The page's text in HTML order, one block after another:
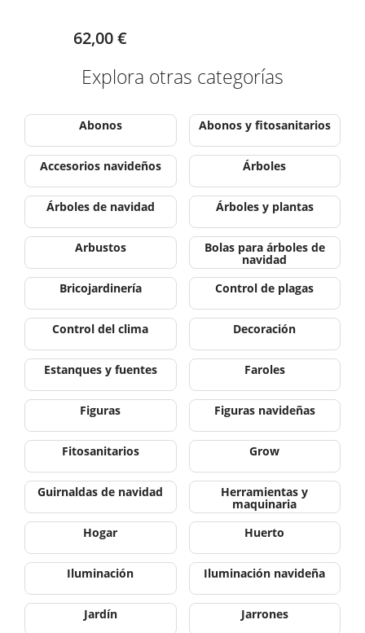
62,00 €
Explora otras categorías
Abonos Abonos y fitosanitarios
Accesorios navideños Árboles
Árboles de navidad Árboles y plantas
Arbustos Bolas para árboles de
navidad
Bricojardinería
Control de plagas
Control del clima Decoración
Estanques y fuentes Faroles
Figuras Figuras navideñas
Fitosanitarios Grow
Guirnaldas de navidad Herramientas y
maquinaria
Hogar
Huerto
Iluminación Iluminación navideña
Jardín Jarrones